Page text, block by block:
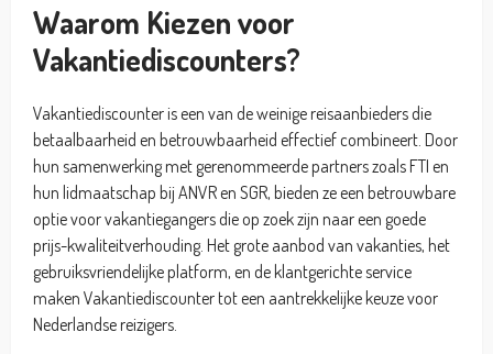
Waarom Kiezen voor
Vakantiediscounters?
Vakantiediscounter is een van de weinige reisaanbieders die
betaalbaarheid en betrouwbaarheid effectief combineert. Door
hun samenwerking met gerenommeerde partners zoals FTI en
hun lidmaatschap bij ANVR en SGR, bieden ze een betrouwbare
optie voor vakantiegangers die op zoek zijn naar een goede
prijs-kwaliteitverhouding. Het grote aanbod van vakanties, het
gebruiksvriendelijke platform, en de klantgerichte service
maken Vakantiediscounter tot een aantrekkelijke keuze voor
Nederlandse reizigers.